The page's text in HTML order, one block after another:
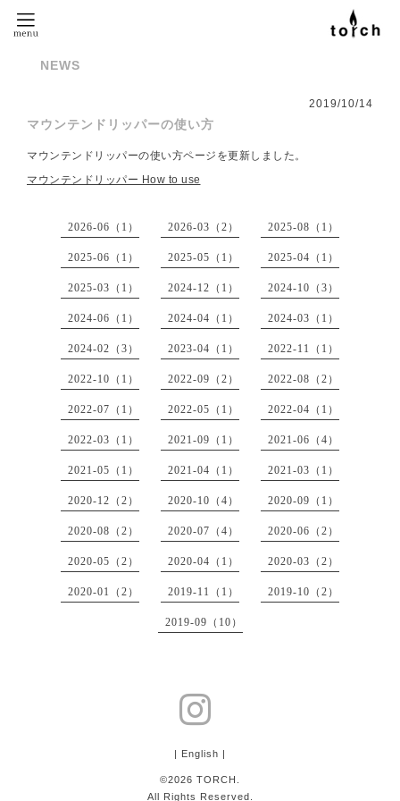
NEWS
2019/10/14
マウンテンドリッパーの使い方
マウンテンドリッパーの使い方ページを更新しました。
マウンテンドリッパー How to use
2026-06（1） 2026-03（2） 2025-08（1）
2025-06（1） 2025-05（1） 2025-04（1）
2025-03（1） 2024-12（1） 2024-10（3）
2024-06（1） 2024-04（1） 2024-03（1）
2024-02（3） 2023-04（1） 2022-11（1）
2022-10（1） 2022-09（2） 2022-08（2）
2022-07（1） 2022-05（1） 2022-04（1）
2022-03（1） 2021-09（1） 2021-06（4）
2021-05（1） 2021-04（1） 2021-03（1）
2020-12（2） 2020-10（4） 2020-09（1）
2020-08（2） 2020-07（4） 2020-06（2）
2020-05（2） 2020-04（1） 2020-03（2）
2020-01（2） 2019-11（1） 2019-10（2）
2019-09（10）
| English |
©2026 TORCH
All Rights Reserved.